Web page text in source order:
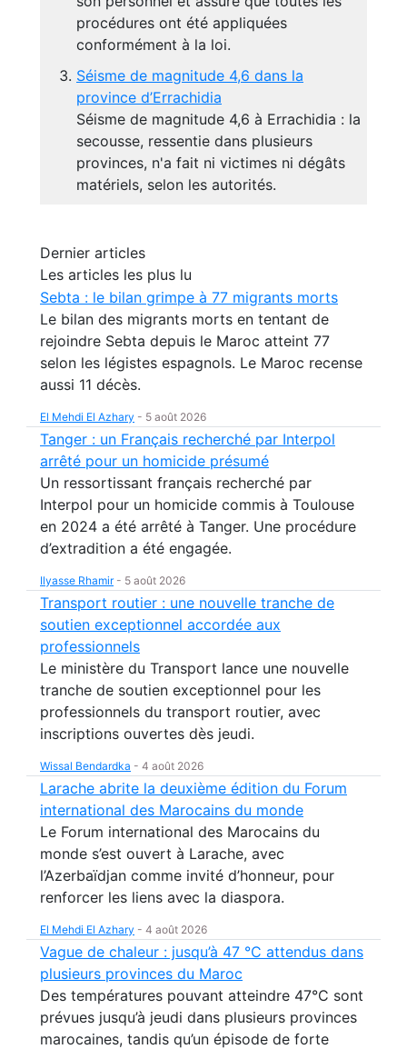
procédures ont été appliquées
conformément à la loi.
Séisme de magnitude 4,6 dans la
province d’Errachidia
Séisme de magnitude 4,6 à Errachidia : la
secousse, ressentie dans plusieurs
provinces, n'a fait ni victimes ni dégâts
matériels, selon les autorités.
Dernier articles
Les articles les plus lu
Sebta : le bilan grimpe à 77 migrants morts
Le bilan des migrants morts en tentant de
rejoindre Sebta depuis le Maroc atteint 77
selon les légistes espagnols. Le Maroc recense
aussi 11 décès.
El Mehdi El Azhary - 5 août 2026
Tanger : un Français recherché par Interpol
arrêté pour un homicide présumé
Un ressortissant français recherché par
Interpol pour un homicide commis à Toulouse
en 2024 a été arrêté à Tanger. Une procédure
d’extradition a été engagée.
Ilyasse Rhamir- 5 août 2026
Transport routier : une nouvelle tranche de
soutien exceptionnel accordée aux
professionnels
Le ministère du Transport lance une nouvelle
tranche de soutien exceptionnel pour les
professionnels du transport routier, avec
inscriptions ouvertes dès jeudi.
Wissal Bendardka - 4 août 2026
Larache abrite la deuxième édition du Forum
international des Marocains du monde
Le Forum international des Marocains du
monde s’est ouvert à Larache, avec
l’Azerbaïdjan comme invité d’honneur, pour
renforcer les liens avec la diaspora.
El Mehdi El Azhary - 4 août 2026
Vague de chaleur : jusqu’à 47 °C attendus dans
plusieurs provinces du Maroc
Des températures pouvant atteindre 47°C sont
prévues jusqu’à jeudi dans plusieurs provinces
marocaines, tandis qu’un épisode de forte